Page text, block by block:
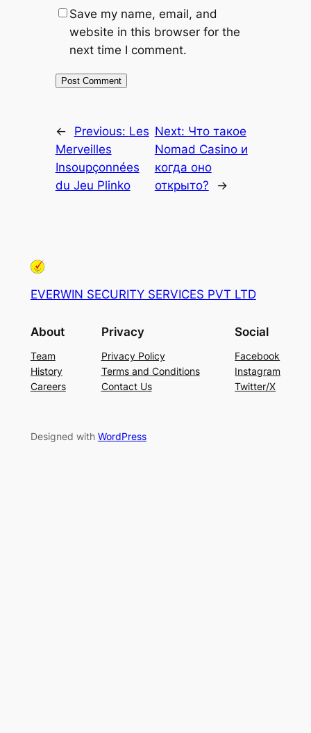
Save my name, email, and
website in this browser for the
next time I comment.
← Previous: Les
Merveilles
Insoupçonnées
du Jeu Plinko
Next: Что такое
Nomad Casino и
когда оно
открыто?
→
EVERWIN SECURITY SERVICES PVT LTD
About
Team
History
Careers
Privacy
Privacy Policy
Terms and Conditions
Contact Us
Social
Facebook
Instagram
Twitter/X
Designed with WordPress